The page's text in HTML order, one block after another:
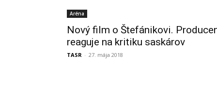
Aréna
Nový film o Štefánikovi.
reaguje na kritiku saskárov
TASR - 27. mája 2018